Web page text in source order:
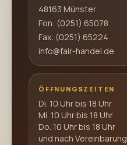
48163 Münster
Fon: (0251) 65078
Fax: (0251) 65224
info@fair-handel.de
ÖFFNUNGSZEITEN
Di. 10 Uhr bis 18 Uhr
Mi. 10 Uhr bis 18 Uhr
Do. 10 Uhr bis 18 Uhr
und nach Vereinbarung